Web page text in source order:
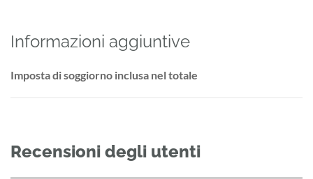
Informazioni aggiuntive
Imposta di soggiorno inclusa nel totale
Recensioni degli utenti